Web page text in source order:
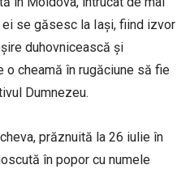
se găsesc la Iași, fiind izvor
duhovnicească și
o cheamă în rugăciune să fie
Dumnezeu.
prăznuită la 26 iulie în
în popor cu numele